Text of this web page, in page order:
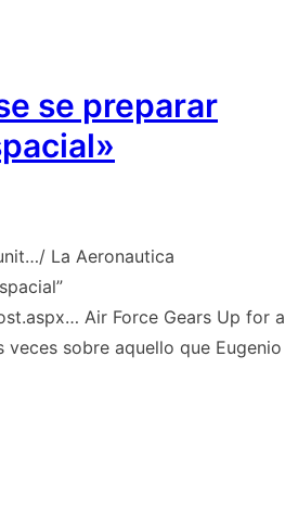
se preparar
La Aeronautica
Air Force Gears Up for a
veces sobre aquello que Eugenio